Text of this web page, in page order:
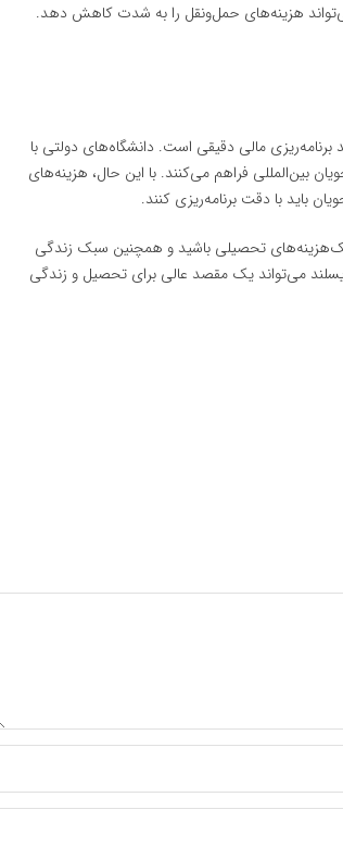
هزینه‌های حمل‌ونقل را به شدت کاهش دهد.
برنامه‌ریزی مالی دقیقی است. دانشگاه‌های دولتی با
بین‌المللی فراهم می‌کنند. با این حال، هزینه‌های
باید با دقت برنامه‌ریزی کنند.
کمک‌هزینه‌های تحصیلی باشید و همچنین سبک زندگی
می‌تواند یک مقصد عالی برای تحصیل و زندگی